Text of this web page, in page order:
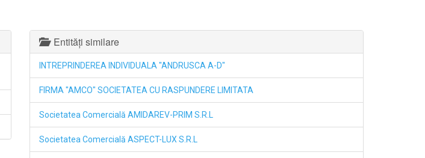
Entități similare
INTREPRINDEREA INDIVIDUALA "ANDRUSCA A-D"
FIRMA "AMCO" SOCIETATEA CU RASPUNDERE LIMITATA
Societatea Comercială AMIDAREV-PRIM S.R.L
Societatea Comercială ASPECT-LUX S.R.L